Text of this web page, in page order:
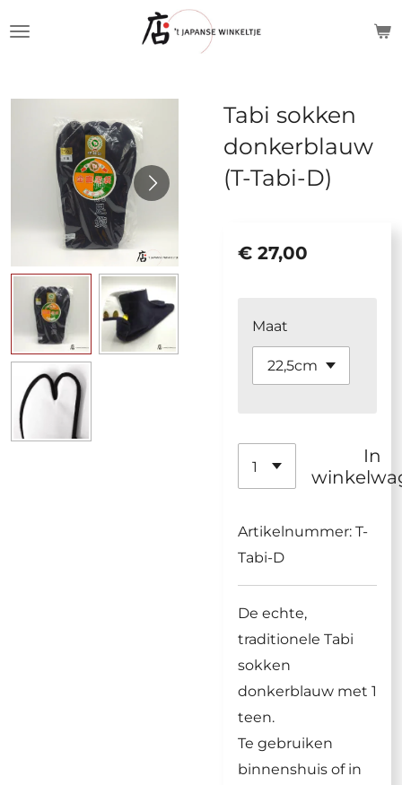
de
hoofdinhoud
Tabi sokken
donkerblauw
(T-Tabi-D)
€ 27,00
Maat
In
Artikelnummer: T-
Tabi-D
De echte,
traditionele Tabi
sokken
donkerblauw met 1
teen.
Te gebruiken
binnenshuis of in